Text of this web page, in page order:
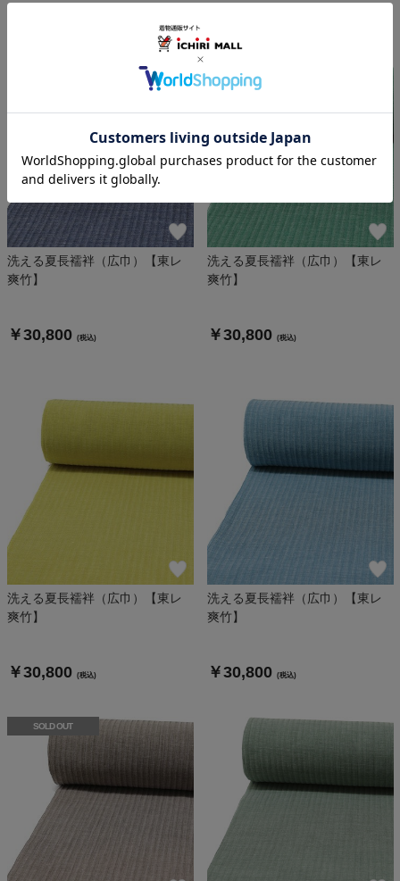
洗える夏長襦袢（広巾）【東レ
爽竹】
￥30,800 (税込)
洗える夏長襦袢（広巾）【東レ
爽竹】
￥30,800 (税込)
洗える夏長襦袢（広巾）【東レ
爽竹】
￥30,800 (税込)
洗える夏長襦袢（広巾）【東レ
爽竹】
￥30,800 (税込)
SOLD OUT